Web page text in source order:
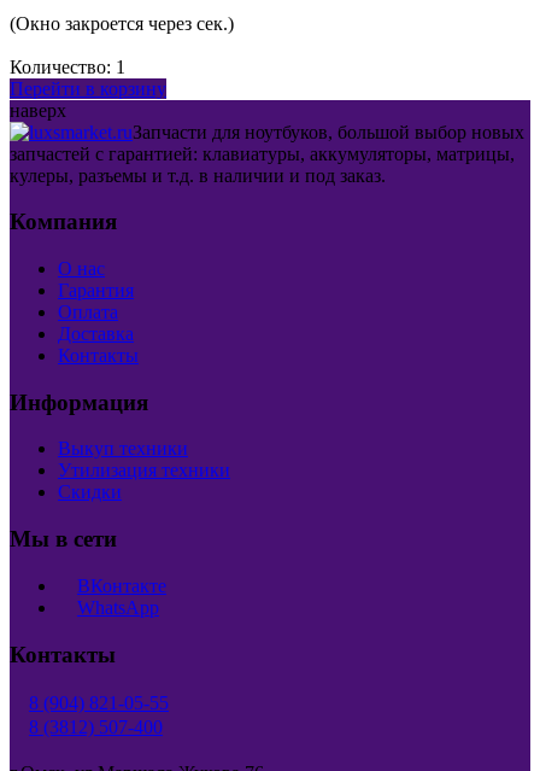
(Окно закроется через сек.)
Количество: 1
Перейти в корзину
наверх
Запчасти для ноутбуков, большой выбор новых
запчастей с гарантией: клавиатуры, аккумуляторы, матрицы,
кулеры, разъемы и т.д. в наличии и под заказ.
Компания
О нас
Гарантия
Оплата
Доставка
Контакты
Информация
Выкуп техники
Утилизация техники
Скидки
Мы в сети
ВКонтакте
WhatsApp
Контакты
8 (904) 821-05-55
8 (3812) 507-400